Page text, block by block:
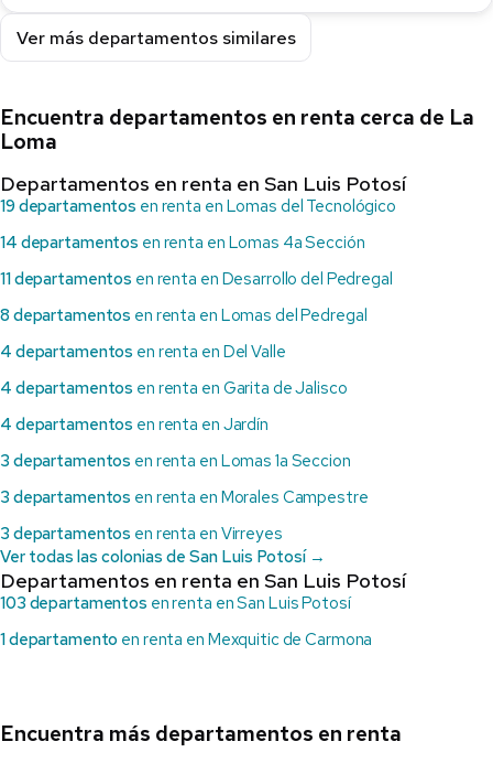
Ver más departamentos similares
Encuentra departamentos en renta cerca de La
Loma
Departamentos en renta en San Luis Potosí
19 departamentos en renta en Lomas del Tecnológico
14 departamentos en renta en Lomas 4a Sección
11 departamentos en renta en Desarrollo del Pedregal
8 departamentos en renta en Lomas del Pedregal
4 departamentos en renta en Del Valle
4 departamentos en renta en Garita de Jalisco
4 departamentos en renta en Jardín
3 departamentos en renta en Lomas 1a Seccion
3 departamentos en renta en Morales Campestre
3 departamentos en renta en Virreyes
Ver todas las colonias de San Luis Potosí →
Departamentos en renta en San Luis Potosí
103 departamentos en renta en San Luis Potosí
1 departamento en renta en Mexquitic de Carmona
Encuentra más departamentos en renta